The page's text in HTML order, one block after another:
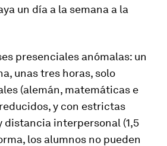
un día a la semana a la
presenciales anómalas: un
unas tres horas, solo
(alemán, matemáticas e
y con estrictas
distancia interpersonal (1,5
los alumnos no pueden